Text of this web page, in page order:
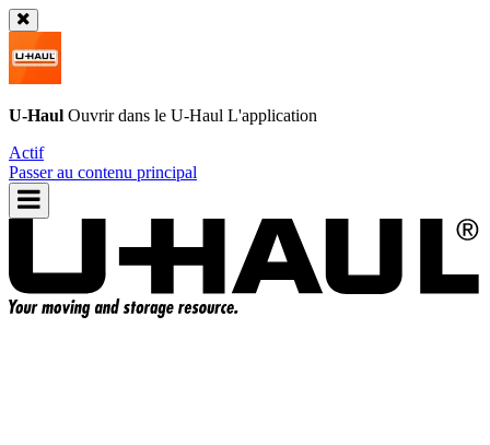
U-Haul Ouvrir dans le U-Haul L'application
Actif
Passer au contenu principal